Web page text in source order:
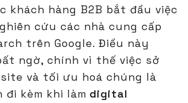
khách hàng B2B bắt đầu việc
cứu các nhà cung cấp
trên Google. Điều này
ngờ, chính vì thế việc sở
và tối ưu hoá chúng là
đi kèm khi làm digital